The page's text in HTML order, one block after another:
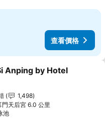
查看價格
我的最愛
Anping by Hotel
1,498
門天后宮 6.0 公里
池